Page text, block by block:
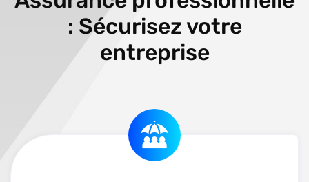
: Sécurisez votre
entreprise